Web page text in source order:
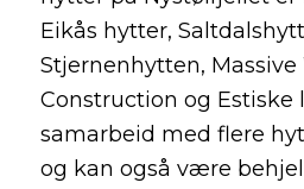
Eikås hytter,
Stjernenhytten, Massive
Construction og Estiske
samarbeid med flere
og kan også være